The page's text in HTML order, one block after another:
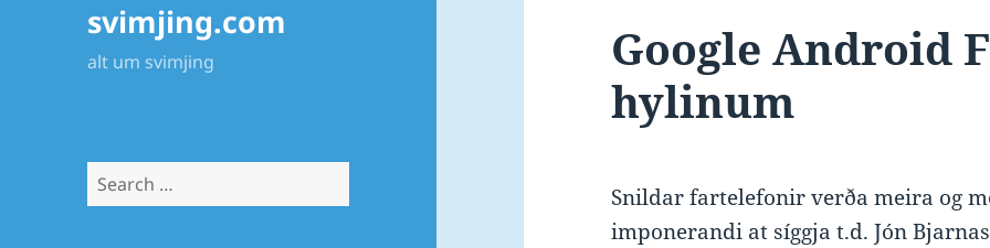
svimjing.com
alt um svimjing
Search
for:
Google Android
hylinum
Snildar fartelefonir verða meira og
imponerandi at síggja t.d. Jón